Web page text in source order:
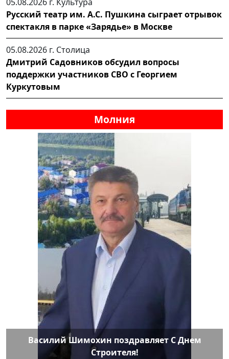
Русский театр им. А.С. Пушкина сыграет отрывок
спектакля в парке «Зарядье» в Москве
05.08.2026 г. Столица
Дмитрий Садовников обсудил вопросы
поддержки участников СВО с Георгием
Куркутовым
Молния
Василий Шимохин поздравляет С Днем
Строителя!